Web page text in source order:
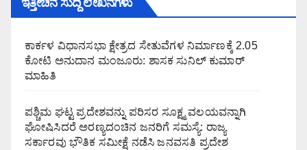
ಕಾರ್ಕಳ ವಿಧಾನಸಭಾ ಕ್ಷೇತ್ರದ ಸೇತುವೆಗಳ ನಿರ್ಮಾಣಕ್ಕೆ 2.05
ಕೋಟಿ ಅನುದಾನ ಮಂಜೂರು: ಶಾಸಕ ಸುನಿಲ್ ಕುಮಾರ್
ಮಾಹಿತಿ
ಪಶ್ಚಿಮ ಘಟ್ಟ ಪ್ರದೇಶವನ್ನು ಪರಿಸರ ಸೂಕ್ಷ್ಮ ವಲಯವನ್ನಾಗಿ
ಘೋಷಿಸಿದರೆ ಅರಣ್ಯದಂಚಿನ ಜನರಿಗೆ ಸಮಸ್ಯೆ: ರಾಜ್ಯ
ಸರ್ಕಾರವು ಭೌತಿಕ ಸಮೀಕ್ಷೆ ನಡೆಸಿ ಜನವಸತಿ ಪ್ರದೇಶ